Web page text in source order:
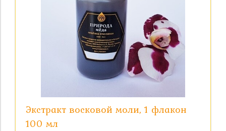
Экстракт восковой моли, 1 флакон
100 мл